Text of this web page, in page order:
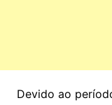
Devido ao